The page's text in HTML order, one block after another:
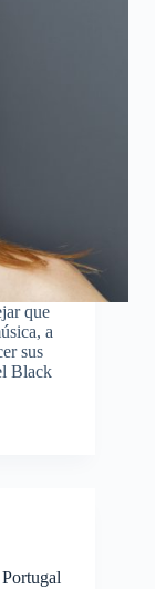
que
a
sus
Black